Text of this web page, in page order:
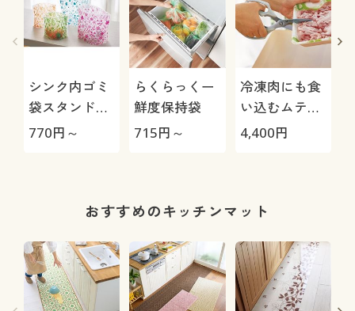
シンク内ゴミ
袋スタンドタ
イプ
770円～
らくらっくー
鮮度保持袋
715円～
冷凍肉にも食
い込むムテキ
バサミ
4,400円
おすすめのキッチンマット